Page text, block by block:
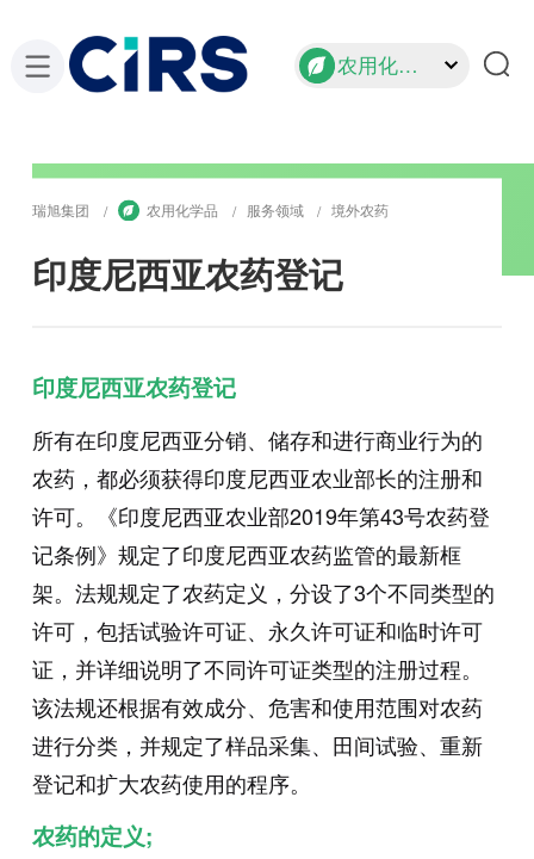
农用化学品
瑞旭集团 农用化学品 服务领域 境外农药
印度尼西亚农药登记
印度尼西亚农药登记
所有在印度尼西亚分销、储存和进行商业行为的
农药，都必须获得印度尼西亚农业部长的注册和
许可。《印度尼西亚农业部2019年第43号农药登
记条例》规定了印度尼西亚农药监管的最新框
架。法规规定了农药定义，分设了3个不同类型的
许可，包括试验许可证、永久许可证和临时许可
证，并详细说明了不同许可证类型的注册过程。
该法规还根据有效成分、危害和使用范围对农药
进行分类，并规定了样品采集、田间试验、重新
登记和扩大农药使用的程序。
农药的定义;